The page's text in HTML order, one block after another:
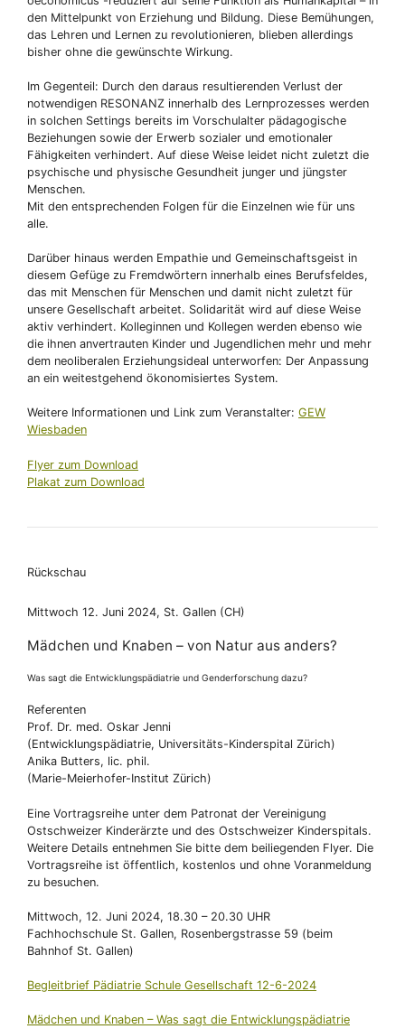
den Mittelpunkt von Erziehung und Bildung. Diese Bemühungen,
das Lehren und Lernen zu revolutionieren, blieben allerdings
bisher ohne die gewünschte Wirkung.
Im Gegenteil: Durch den daraus resultierenden Verlust der
notwendigen RESONANZ innerhalb des Lernprozesses werden
in solchen Settings bereits im Vorschulalter pädagogische
Beziehungen sowie der Erwerb sozialer und emotionaler
Fähigkeiten verhindert. Auf diese Weise leidet nicht zuletzt die
psychische und physische Gesundheit junger und jüngster
Menschen.
Mit den entsprechenden Folgen für die Einzelnen wie für uns
alle.
Darüber hinaus werden Empathie und Gemeinschaftsgeist in
diesem Gefüge zu Fremdwörtern innerhalb eines Berufsfeldes,
das mit Menschen für Menschen und damit nicht zuletzt für
unsere Gesellschaft arbeitet. Solidarität wird auf diese Weise
aktiv verhindert. Kolleginnen und Kollegen werden ebenso wie
die ihnen anvertrauten Kinder und Jugendlichen mehr und mehr
dem neoliberalen Erziehungsideal unterworfen: Der Anpassung
an ein weitestgehend ökonomisiertes System.
Weitere Informationen und Link zum Veranstalter: GEW
Wiesbaden
Flyer zum Download
Plakat zum Download
Rückschau
Mittwoch 12. Juni 2024, St. Gallen (CH)
Mädchen und Knaben – von Natur aus anders?
Was sagt die Entwicklungspädiatrie und Genderforschung dazu?
Referenten
Prof. Dr. med. Oskar Jenni
(Entwicklungspädiatrie, Universitäts-Kinderspital Zürich)
Anika Butters, lic. phil.
(Marie-Meierhofer-Institut Zürich)
Eine Vortragsreihe unter dem Patronat der Vereinigung
Ostschweizer Kinderärzte und des Ostschweizer Kinderspitals.
Weitere Details entnehmen Sie bitte dem beiliegenden Flyer. Die
Vortragsreihe ist öffentlich, kostenlos und ohne Voranmeldung
zu besuchen.
Mittwoch, 12. Juni 2024, 18.30 – 20.30 UHR
Fachhochschule St. Gallen, Rosenbergstrasse 59 (beim
Bahnhof St. Gallen)
Begleitbrief Pädiatrie Schule Gesellschaft 12-6-2024
Mädchen und Knaben – Was sagt die Entwicklungspädiatrie